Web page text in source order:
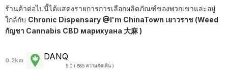
ร้านค้าต่อไปนี้ได้แสดงรายการการเลือกผลิตภัณฑ์ของพวกเขาและอยู่
ใกล้กับ Chronic Dispensary @I'm ChinaTown เยาวราช (Weed
กัญชา Cannabis CBD марихуана 大麻 )
0.2km DANQ
5.0 ( 885 ความคิดเห็น )